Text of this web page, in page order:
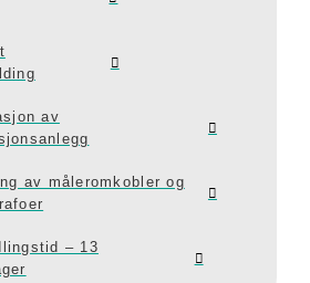
av
av måleromkobler og
– 13